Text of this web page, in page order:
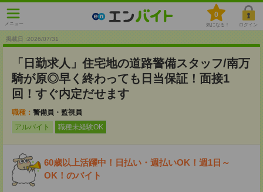
メニュー
0
気になる！ ログイン
掲載日 :2026/07/31
「日勤求人」住宅地の道路警備スタッフ/南万
騎が原◎早く終わっても日当保証！面接1
回！すぐ内定だせます
職種： 警備員・監視員
アルバイト
職種未経験OK
60歳以上活躍中！日払い・週払いOK！週1日～
OK！のバイト